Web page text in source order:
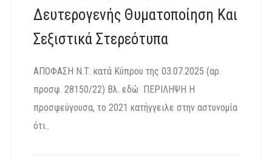
Δευτερογενής Θυματοποίηση Και
Σεξιστικά Στερεότυπα
ΑΠΟΦΑΣΗ Ν.Τ. κατά Κύπρου της 03.07.2025 (αρ.
προσφ. 28150/22) Βλ. εδώ ΠΕΡΙΛΗΨΗ Η
προσφεύγουσα, το 2021 κατήγγειλε στην αστυνομία
ότι..